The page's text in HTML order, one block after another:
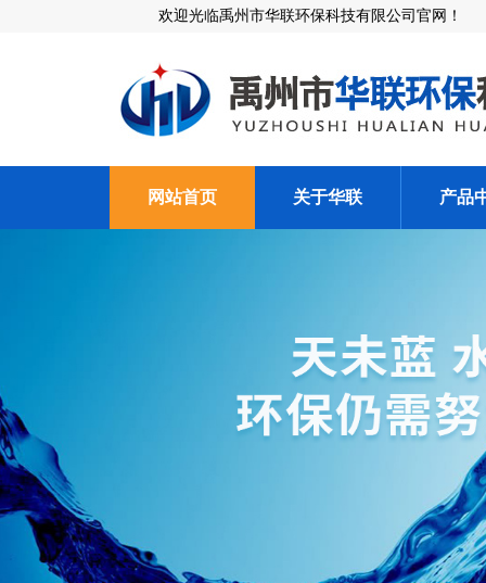
欢迎光临禹州市华联环保科技有限公司官网！
网站首页 关于华联 产品